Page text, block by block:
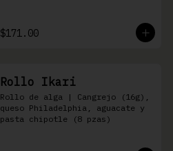
$171.00
Rollo Ikari
Rollo de alga | Cangrejo (16g),
queso Philadelphia, aguacate y
pasta chipotle (8 pzas)